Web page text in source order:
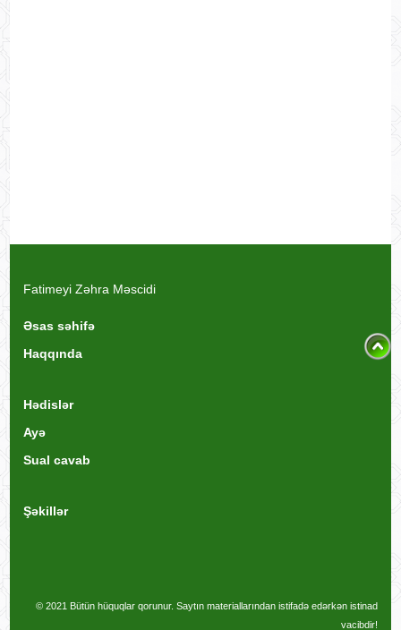
Fatimeyi Zəhra Məscidi
Əsas səhifə
Haqqında
Hədislər
Ayə
Sual cavab
Şəkillər
© 2021 Bütün hüquqlar qorunur. Saytın materiallarından istifadə edərkən istinad
vacibdir!